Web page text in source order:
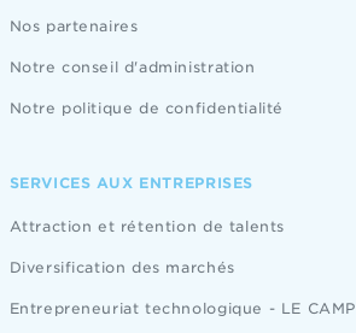
Nos partenaires
Notre conseil d'administration
Notre politique de confidentialité
SERVICES AUX ENTREPRISES
Attraction et rétention de talents
Diversification des marchés
Entrepreneuriat technologique - LE CAMP